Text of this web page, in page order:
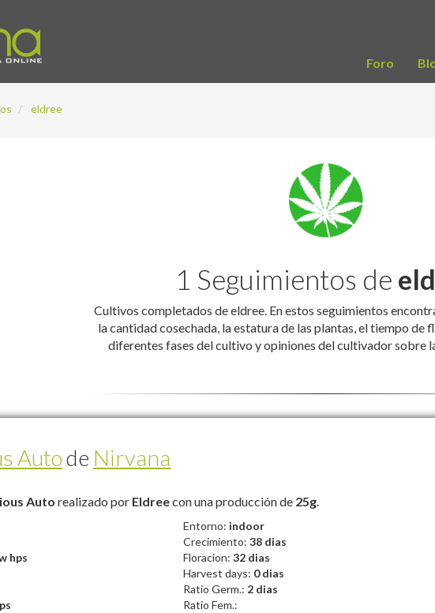
Foro
eldree
1 Seguimientos de
Cultivos completados de eldree. En estos seguimientos
la cantidad cosechada, la estatura de las plantas, el tiempo de
diferentes fases del cultivo y opiniones del cultivador sobre
Autode Nirvana
Auto realizado por Eldreecon una producción de 25g.
hps
Entorno: indoor
Crecimiento: 38 dias
Floracion: 32 dias
Harvest days: 0 dias
Ratio Germ.: 2 dias
Ratio Fem.: